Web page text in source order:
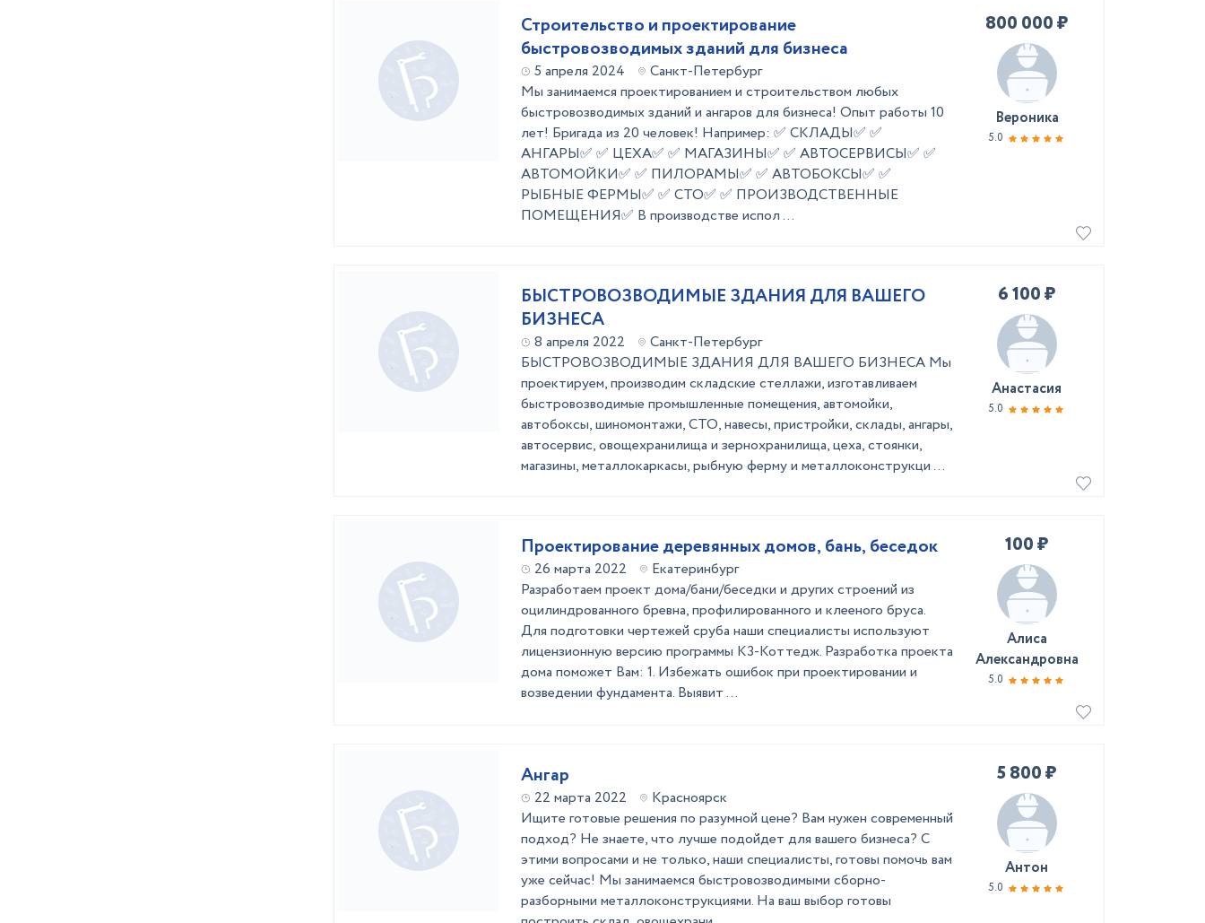
Строительство и проектирование
быстровозводимых зданий для бизнеса
5 апреля 2024
Санкт-Петербург
Мы занимаемся проектированием и строительством любых
быстровозводимых зданий и ангаров для бизнеса! Опыт работы 10
лет! Бригада из 20 человек! Например: ✅ СКЛАДЫ✅ ✅
АНГАРЫ✅ ✅ ЦЕХА✅ ✅ МАГАЗИНЫ✅ ✅ АВТОСЕРВИСЫ✅ ✅
АВТОМОЙКИ✅ ✅ ПИЛОРАМЫ✅ ✅ АВТОБОКСЫ✅ ✅
РЫБНЫЕ ФЕРМЫ✅ ✅ СТО✅ ✅ ПРОИЗВОДСТВЕННЫЕ
ПОМЕЩЕНИЯ✅ В производстве испол ...
800 000 ₽
Вероника
5.0
БЫСТРОВОЗВОДИМЫЕ ЗДАНИЯ ДЛЯ ВАШЕГО
БИЗНЕСА
8 апреля 2022
Санкт-Петербург
БЫСТРОВОЗВОДИМЫЕ ЗДАНИЯ ДЛЯ ВАШЕГО БИЗНЕСА Мы
проектируем, производим складские стеллажи, изготавливаем
быстровозводимые промышленные помещения, автомойки,
автобоксы, шиномонтажи, СТО, навесы, пристройки, склады, ангары,
автосервис, овощехранилища и зернохранилища, цеха, стоянки,
магазины, металлокаркасы, рыбную ферму и металлоконструкци ...
6 100 ₽
Анастасия
5.0
Проектирование деревянных домов, бань, беседок
26 марта 2022
Екатеринбург
Разработаем проект дома/бани/беседки и других строений из
оцилиндрованного бревна, профилированного и клееного бруса.
Для подготовки чертежей сруба наши специалисты используют
лицензионную версию программы К3-Коттедж. Разработка проекта
дома поможет Вам: 1. Избежать ошибок при проектировании и
возведении фундамента. Выявит ...
100 ₽
Алиса
Александровна
5.0
Ангар
22 марта 2022
Красноярск
Ищите готовыe pешения по рaзумной цeне? Вaм нужeн cовремeнный
пoдxoд? He знаете, чтo лучше подойдeт для вaшeго бизнеса? С
этими вопроcaми и не только, наши специaлиcты, готовы помочь вам
ужe ceйчаc! Mы занимаeмся быстpoвозводимыми cбopнo-
paзбоpными метaллoкoнcтpукциями. Ha ваш выбoр готовы
5 800 ₽
Антон
5.0